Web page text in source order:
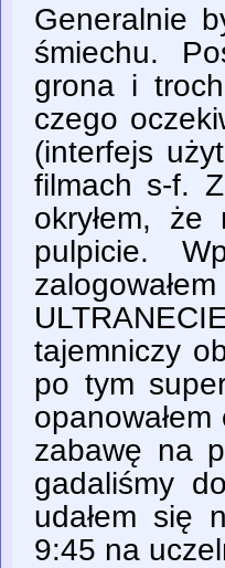
Generalnie
śmiechu.
grona i
czego
(interfejs
filmach s-f.
okryłem,
pulpicie.
tajemniczy
po tym
zabawę na
gadaliśmy
udałem się
9:45 na